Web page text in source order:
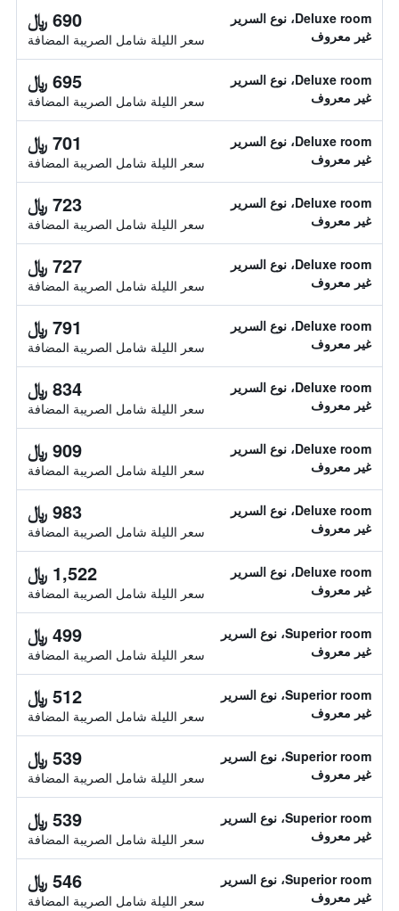
Deluxe room، نوع السرير
غير معروف
690 ﷼
سعر الليلة شامل الصريبة المضافة
Deluxe room، نوع السرير
غير معروف
695 ﷼
سعر الليلة شامل الصريبة المضافة
Deluxe room، نوع السرير
غير معروف
701 ﷼
سعر الليلة شامل الصريبة المضافة
Deluxe room، نوع السرير
غير معروف
723 ﷼
سعر الليلة شامل الصريبة المضافة
Deluxe room، نوع السرير
غير معروف
727 ﷼
سعر الليلة شامل الصريبة المضافة
Deluxe room، نوع السرير
غير معروف
791 ﷼
سعر الليلة شامل الصريبة المضافة
Deluxe room، نوع السرير
غير معروف
834 ﷼
سعر الليلة شامل الصريبة المضافة
Deluxe room، نوع السرير
غير معروف
909 ﷼
سعر الليلة شامل الصريبة المضافة
Deluxe room، نوع السرير
غير معروف
983 ﷼
سعر الليلة شامل الصريبة المضافة
Deluxe room، نوع السرير
غير معروف
1,522 ﷼
سعر الليلة شامل الصريبة المضافة
Superior room، نوع السرير
غير معروف
499 ﷼
سعر الليلة شامل الصريبة المضافة
Superior room، نوع السرير
غير معروف
512 ﷼
سعر الليلة شامل الصريبة المضافة
Superior room، نوع السرير
غير معروف
539 ﷼
سعر الليلة شامل الصريبة المضافة
Superior room، نوع السرير
غير معروف
539 ﷼
سعر الليلة شامل الصريبة المضافة
Superior room، نوع السرير
غير معروف
546 ﷼
سعر الليلة شامل الصريبة المضافة